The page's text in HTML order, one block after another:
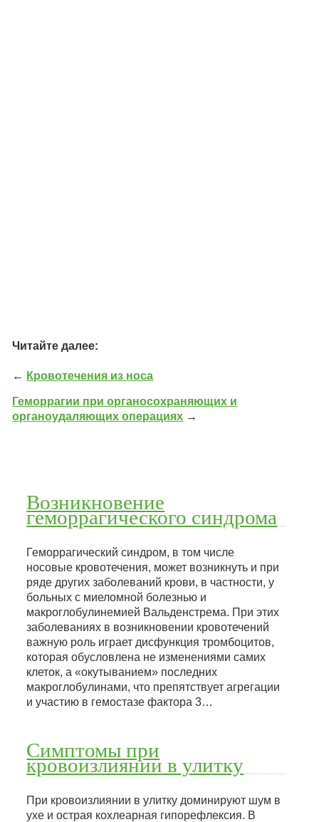
Читайте далее:
← Кровотечения из носа
Геморрагии при органосохраняющих и
органоудаляющих операциях →
Возникновение
геморрагического синдрома
Геморрагический синдром, в том числе
носовые кровотечения, может возникнуть и при
ряде других заболеваний крови, в частности, у
больных с миеломной болезнью и
макроглобулинемией Вальденстрема. При этих
заболеваниях в возникновении кровотечений
важную роль играет дисфункция тромбоцитов,
которая обусловлена не изменениями самих
клеток, а «окутыванием» последних
макроглобулинами, что препятствует агрегации
и участию в гемостазе фактора 3…
Симптомы при
кровоизлиянии в улитку
При кровоизлиянии в улитку доминируют шум в
ухе и острая кохлеарная гипорефлексия. В